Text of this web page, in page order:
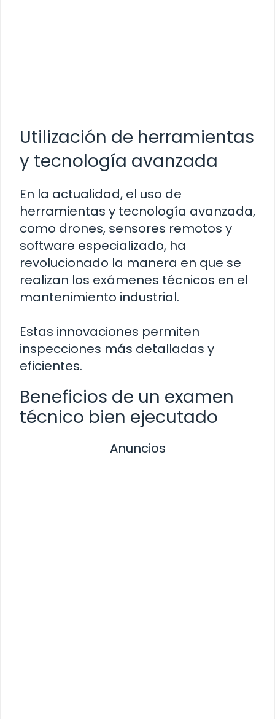
Utilización de herramientas
y tecnología avanzada
En la actualidad, el uso de
herramientas y tecnología avanzada,
como drones, sensores remotos y
software especializado, ha
revolucionado la manera en que se
realizan los exámenes técnicos en el
mantenimiento industrial.
Estas innovaciones permiten
inspecciones más detalladas y
eficientes.
Beneficios de un examen
técnico bien ejecutado
Anuncios